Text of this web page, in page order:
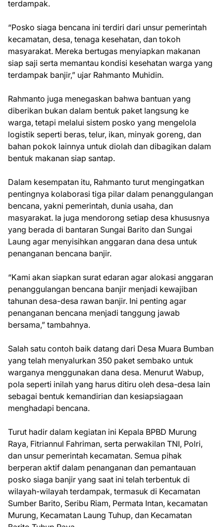
terdampak.
“Posko siaga bencana ini terdiri dari unsur pemerintah
kecamatan, desa, tenaga kesehatan, dan tokoh
masyarakat. Mereka bertugas menyiapkan makanan
siap saji serta memantau kondisi kesehatan warga yang
terdampak banjir,” ujar Rahmanto Muhidin.
Rahmanto juga menegaskan bahwa bantuan yang
diberikan bukan dalam bentuk paket langsung ke
warga, tetapi melalui sistem posko yang mengelola
logistik seperti beras, telur, ikan, minyak goreng, dan
bahan pokok lainnya untuk diolah dan dibagikan dalam
bentuk makanan siap santap.
Dalam kesempatan itu, Rahmanto turut mengingatkan
pentingnya kolaborasi tiga pilar dalam penanggulangan
bencana, yakni pemerintah, dunia usaha, dan
masyarakat. Ia juga mendorong setiap desa khususnya
yang berada di bantaran Sungai Barito dan Sungai
Laung agar menyisihkan anggaran dana desa untuk
penanganan bencana banjir.
“Kami akan siapkan surat edaran agar alokasi anggaran
penanggulangan bencana banjir menjadi kewajiban
tahunan desa-desa rawan banjir. Ini penting agar
penanganan bencana menjadi tanggung jawab
bersama,” tambahnya.
Salah satu contoh baik datang dari Desa Muara Bumban
yang telah menyalurkan 350 paket sembako untuk
warganya menggunakan dana desa. Menurut Wabup,
pola seperti inilah yang harus ditiru oleh desa-desa lain
sebagai bentuk kemandirian dan kesiapsiagaan
menghadapi bencana.
Turut hadir dalam kegiatan ini Kepala BPBD Murung
Raya, Fitriannul Fahriman, serta perwakilan TNI, Polri,
dan unsur pemerintah kecamatan. Semua pihak
berperan aktif dalam penanganan dan pemantauan
posko siaga banjir yang saat ini telah terbentuk di
wilayah-wilayah terdampak, termasuk di Kecamatan
Sumber Barito, Seribu Riam, Permata Intan, kecamatan
Murung, Kecamatan Laung Tuhup, dan Kecamatan